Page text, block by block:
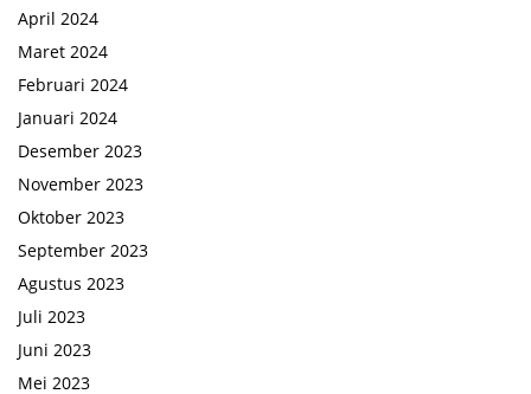
April 2024
Maret 2024
Februari 2024
Januari 2024
Desember 2023
November 2023
Oktober 2023
September 2023
Agustus 2023
Juli 2023
Juni 2023
Mei 2023